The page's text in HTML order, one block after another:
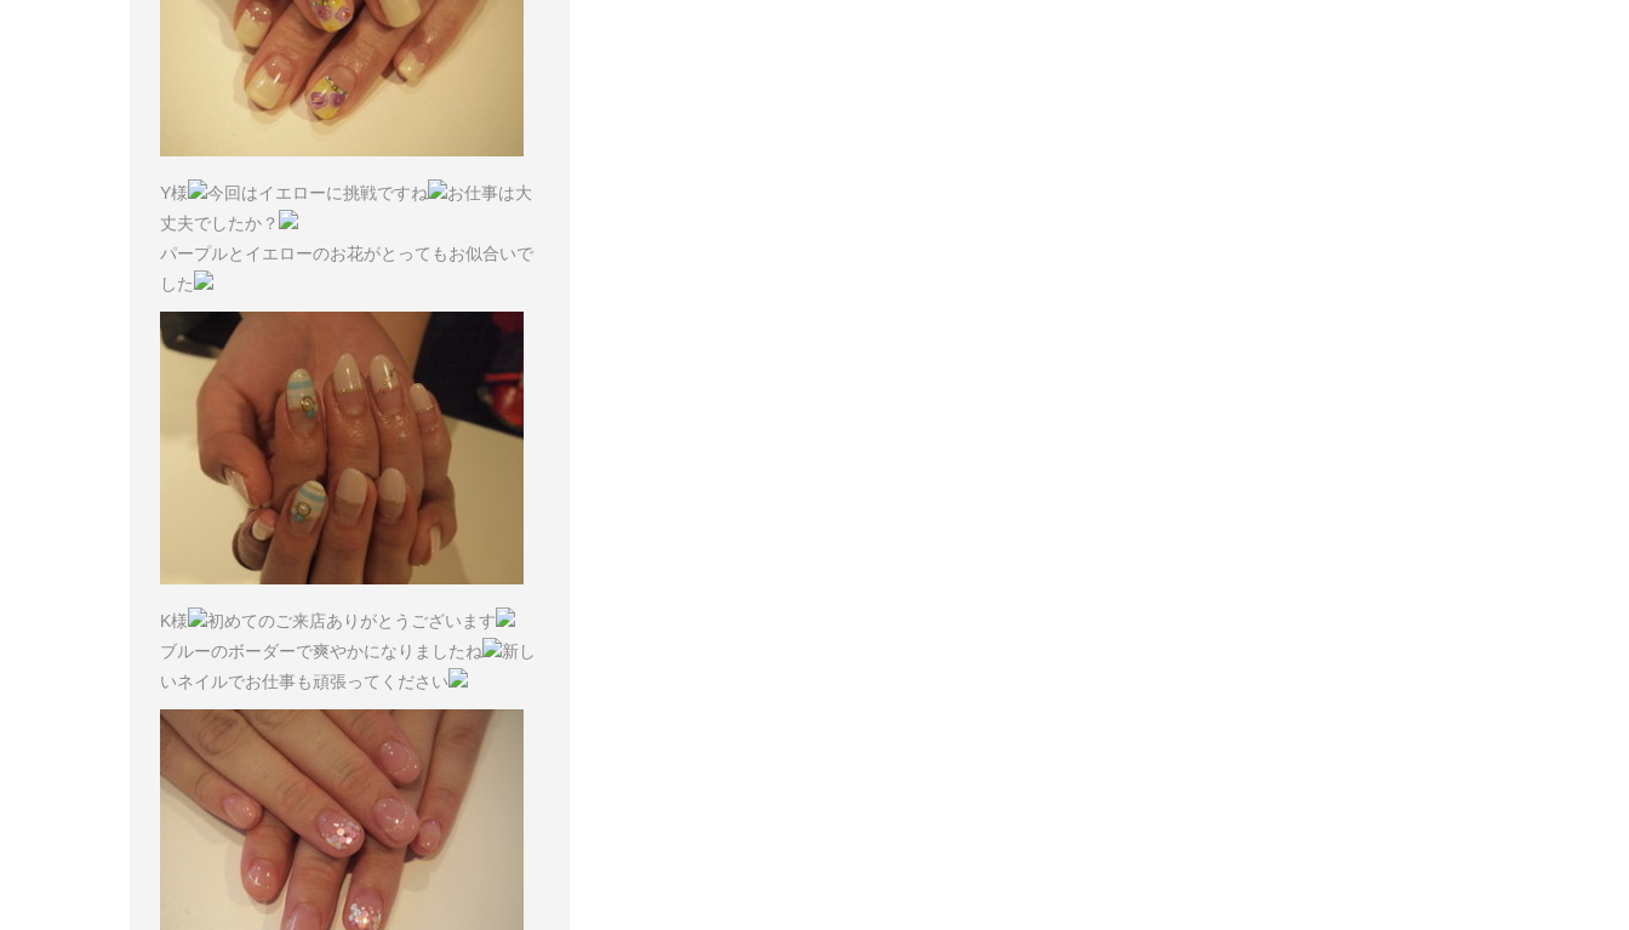
Y様 今回はイエローに挑戦ですね
お仕事は大
丈夫でしたか？
パープルとイエローのお花がとってもお似合いで
した
K様
初めてのご来店ありがとうございます
ブルーのボーダーで爽やかになりましたね
新し
いネイルでお仕事も頑張ってください